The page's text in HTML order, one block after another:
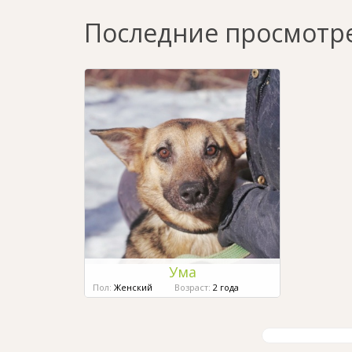
Последние
Ума
Пол: Женский Возраст: 2 года